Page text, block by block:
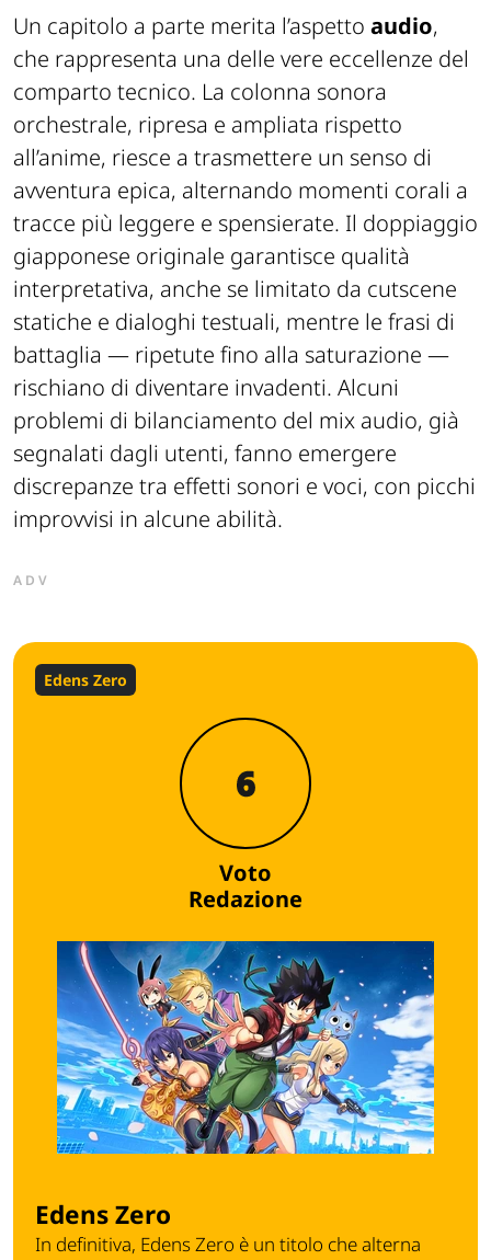
Un capitolo a parte merita l’aspetto audio,
che rappresenta una delle vere eccellenze del
comparto tecnico. La colonna sonora
orchestrale, ripresa e ampliata rispetto
all’anime, riesce a trasmettere un senso di
avventura epica, alternando momenti corali a
tracce più leggere e spensierate. Il doppiaggio
giapponese originale garantisce qualità
interpretativa, anche se limitato da cutscene
statiche e dialoghi testuali, mentre le frasi di
battaglia — ripetute fino alla saturazione —
rischiano di diventare invadenti. Alcuni
problemi di bilanciamento del mix audio, già
segnalati dagli utenti, fanno emergere
discrepanze tra effetti sonori e voci, con picchi
improvvisi in alcune abilità.
ADV
Edens Zero
6
Voto
Redazione
Edens Zero
In definitiva, Edens Zero è un titolo che alterna